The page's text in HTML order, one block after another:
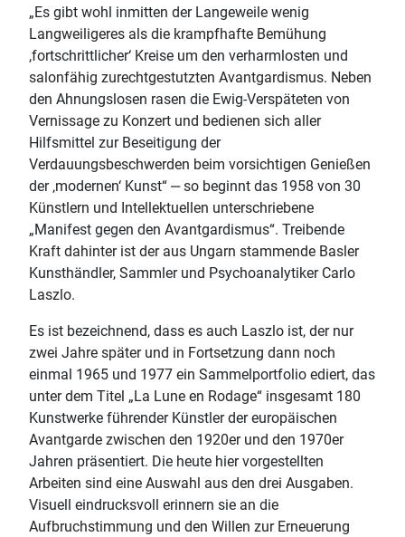
„Es gibt wohl inmitten der Langeweile wenig
Langweiligeres als die krampfhafte Bemühung
,fortschrittlicher‘ Kreise um den verharmlosten und
salonfähig zurechtgestutzten Avantgardismus. Neben
den Ahnungslosen rasen die Ewig-Verspäteten von
Vernissage zu Konzert und bedienen sich aller
Hilfsmittel zur Beseitigung der
Verdauungsbeschwerden beim vorsichtigen Genießen
der ‚modernen‘ Kunst“ ‒ so beginnt das 1958 von 30
Künstlern und Intellektuellen unterschriebene
„Manifest gegen den Avantgardismus“. Treibende
Kraft dahinter ist der aus Ungarn stammende Basler
Kunsthändler, Sammler und Psychoanalytiker Carlo
Laszlo.
Es ist bezeichnend, dass es auch Laszlo ist, der nur
zwei Jahre später und in Fortsetzung dann noch
einmal 1965 und 1977 ein Sammelportfolio ediert, das
unter dem Titel „La Lune en Rodage“ insgesamt 180
Kunstwerke führender Künstler der europäischen
Avantgarde zwischen den 1920er und den 1970er
Jahren präsentiert. Die heute hier vorgestellten
Arbeiten sind eine Auswahl aus den drei Ausgaben.
Visuell eindrucksvoll erinnern sie an die
Aufbruchstimmung und den Willen zur Erneuerung